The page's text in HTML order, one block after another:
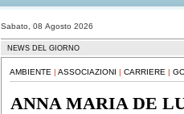
Sabato, 08 Agosto 2026
NEWS DEL GIORNO
AMBIENTE | ASSOCIAZIONI | CARRIERE |
ANNA MARIA DE